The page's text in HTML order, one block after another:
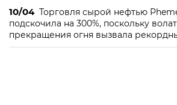
10/04 Торговля сырой нефтью
подскочила на 300%, поскольку
прекращения огня вызвала